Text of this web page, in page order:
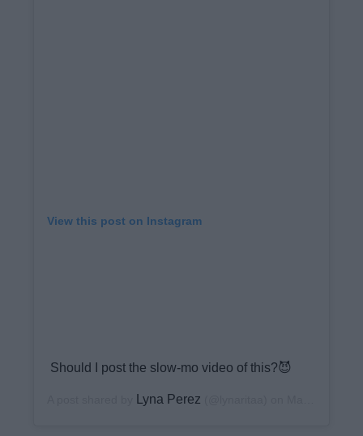
View this post on Instagram
Should I post the slow-mo video of this?😈
Lyna Perez